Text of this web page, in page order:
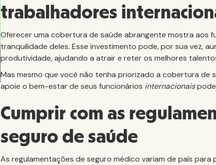
trabalhadores
Oferecer uma cobertura de saúde abrangente mostra aos
tranquilidade deles. Esse investimento pode, por sua vez,
produtividade, ajudando a atrair e reter os melhores
Mas mesmo que você não tenha priorizado a cobertura de
apoie o bem-estar de seus funcionários internacionaispode
Cumprir com as
seguro de saúde
As regulamentações de seguro médico variam de país